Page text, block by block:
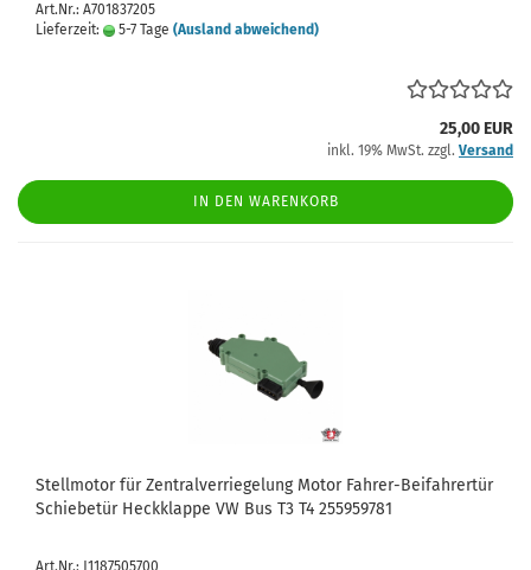
Art.Nr.: A701837205
Lieferzeit:
5-7 Tage (Ausland abweichend)
25,00 EUR
inkl. 19% MwSt. zzgl. Versand
IN DEN WARENKORB
Stellmotor für Zentralverriegelung Motor Fahrer-Beifahrertür
Schiebetür Heckklappe VW Bus T3 T4 255959781